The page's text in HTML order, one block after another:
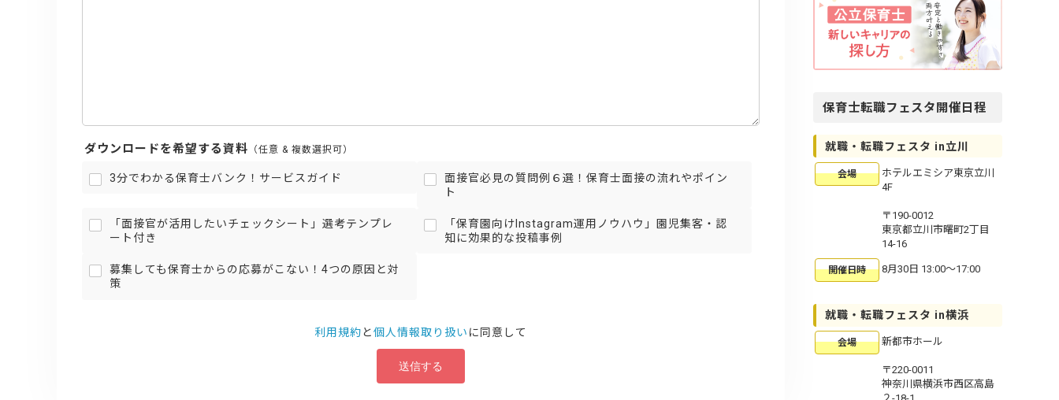
ダウンロードを希望する資料 （任意 & 複数選択可）
3分でわかる保育士バンク！サービスガイド
面接官必見の質問例６選！保育士面接の流れやポイン
ト
「面接官が活用したいチェックシート」選考テンプレ
ート付き
「保育園向けInstagram運用ノウハウ」園児集客・認
知に効果的な投稿事例
募集しても保育士からの応募がこない！4つの原因と対
策
利用規約と個人情報取り扱い に同意して
保育士転職フェスタ開催日程
就職・転職フェスタ in立川
会場
ホテルエミシア東京立川
4F
〒190-0012
東京都立川市曙町2丁目
14-16
開催日時 8月30日 13:00〜17:00
就職・転職フェスタ in横浜
会場 新都市ホール
〒220-0011
神奈川県横浜市西区高島